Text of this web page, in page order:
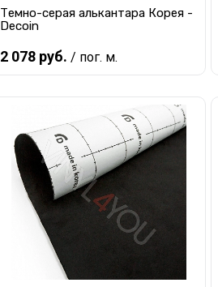
Темно-серая алькантара Корея -
Decoin
2 078 руб. / пог. м.
Купить в 1 клик К сравнению
В избранное